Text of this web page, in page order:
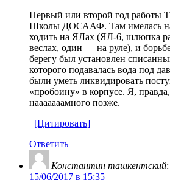
Первый или второй год работы
Школы ДОСААФ. Там имелась
ходить на ЯЛах (ЯЛ-6, шлюпка
веслах, один — на руле), и
берегу был установлен
которого подавалась вода под
были уметь ликвидировать
«пробоину» в корпусе. Я,
нааааааамного позже.
[Цитировать]
Ответить
Константин ташкентский:
15/06/2017 в 15:35